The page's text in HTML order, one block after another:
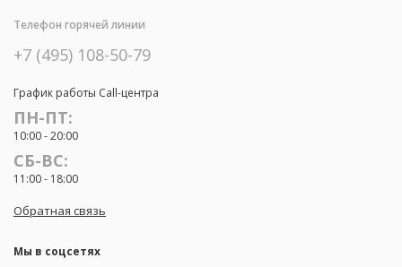
Телефон горячей линии
+7 (495) 108-50-79
График работы Call-центра
ПН-ПТ:
10:00 - 20:00
СБ-ВС:
11:00 - 18:00
Обратная связь
Мы в соцсетях